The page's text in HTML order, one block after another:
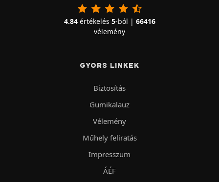
4.84értékelés 5-ból | 66416
vélemény
GYORS LINKEK
Biztosítás
Gumikalauz
Vélemény
Műhely feliratás
Impresszum
ÁÉF